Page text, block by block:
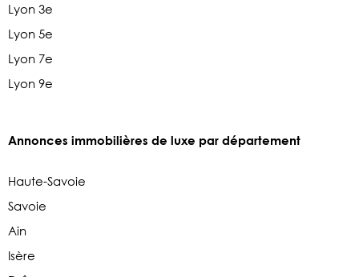
Lyon 3e
Lyon 5e
Lyon 7e
Lyon 9e
Annonces immobilières de luxe par département
Haute-Savoie
Savoie
Ain
Isère